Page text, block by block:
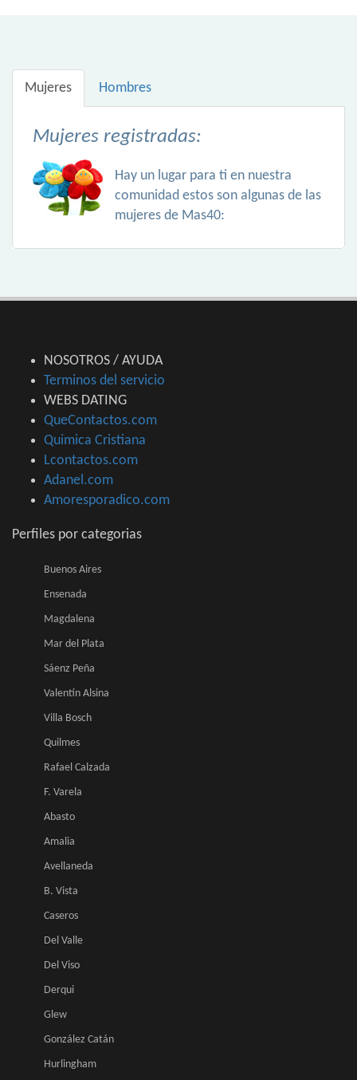
Mujeres Hombres
Mujeres registradas:
Hay un lugar para ti en nuestra
comunidad estos son algunas de las
mujeres de Mas40:
NOSOTROS / AYUDA
Terminos del servicio
WEBS DATING
QueContactos.com
Quimica Cristiana
Lcontactos.com
Adanel.com
Amoresporadico.com
Perfiles por categorias
Buenos Aires
Ensenada
Magdalena
Mar del Plata
Sáenz Peña
Valentín Alsina
Villa Bosch
Quilmes
Rafael Calzada
F. Varela
Abasto
Amalia
Avellaneda
B. Vista
Caseros
Del Valle
Del Viso
Derqui
Glew
González Catán
Hurlingham